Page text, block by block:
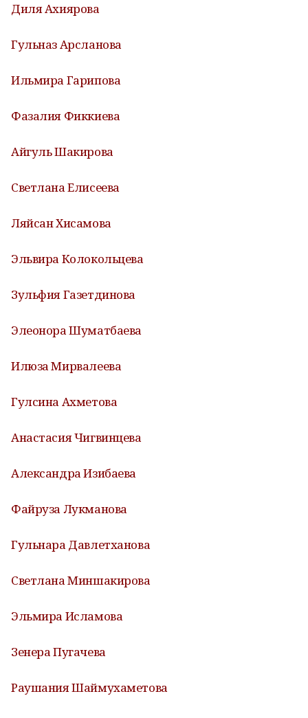
Диля Ахиярова
Гульназ Арсланова
Ильмира Гарипова
Фазалия Фиккиева
Айгуль Шакирова
Светлана Елисеева
Ляйсан Хисамова
Эльвира Колокольцева
Зульфия Газетдинова
Элеонора Шуматбаева
Илюза Мирвалеева
Гулсина Ахметова
Анастасия Чигвинцева
Александра Изибаева
Файруза Лукманова
Гульнара Давлетханова
Светлана Миншакирова
Эльмира Исламова
Зенера Пугачева
Раушания Шаймухаметова